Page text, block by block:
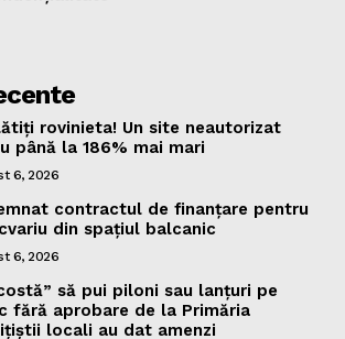
rovinieta! Un site neautorizat
până la 186% mai mari
6, 2026
contractul de finanțare pentru
din spațiul balcanic
6, 2026
să pui piloni sau lanțuri pe
fără aprobare de la Primăria
locali au dat amenzi